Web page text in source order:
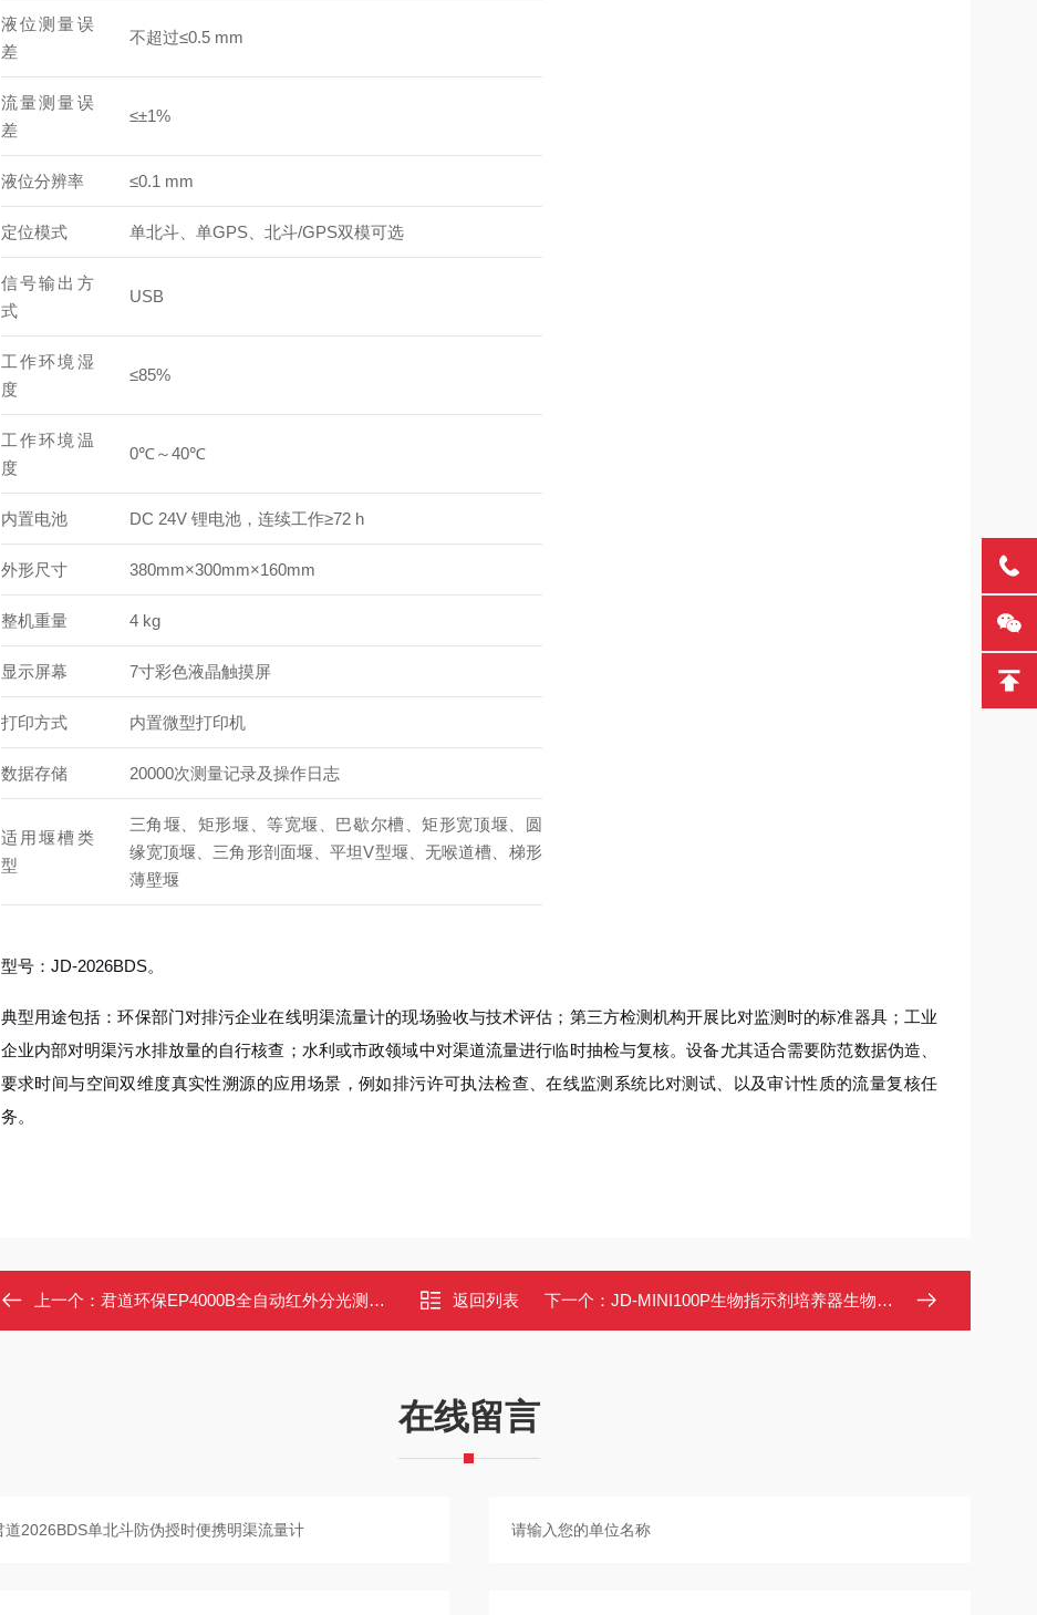
液位测量误
差
不超过≤0.5 mm
流量测量误
差
≤±1%
液位分辨率 ≤0.1 mm
定位模式 单北斗、单GPS、北斗/GPS双模可选
信号输出方
式
USB
工作环境湿
度
≤85%
工作环境温
度
0℃～40℃
内置电池 DC 24V 锂电池，连续工作≥72 h
外形尺寸 380mm×300mm×160mm
整机重量 4 kg
显示屏幕 7寸彩色液晶触摸屏
打印方式 内置微型打印机
数据存储 20000次测量记录及操作日志
适用堰槽类
型
三角堰、矩形堰、等宽堰、巴歇尔槽、矩形宽顶堰、圆
缘宽顶堰、三角形剖面堰、平坦V型堰、无喉道槽、梯形
薄壁堰
型号：JD-2026BDS。
典型用途包括：环保部门对排污企业在线明渠流量计的现场验收与技术评估；第三方检测机构开展比对监测时的标准器具；工业
企业内部对明渠污水排放量的自行核查；水利或市政领域中对渠道流量进行临时抽检与复核。设备尤其适合需要防范数据伪造、
要求时间与空间双维度真实性溯源的应用场景，例如排污许可执法检查、在线监测系统比对测试、以及审计性质的流量复核任
务。
上一个： 君道环保EP4000B全自动红外分光测油仪用于监测污水含油量 返回列表 下一个： JD-MINI100P生物指示剂培养器生物指示剂灭菌效果的检测培养
在线留言